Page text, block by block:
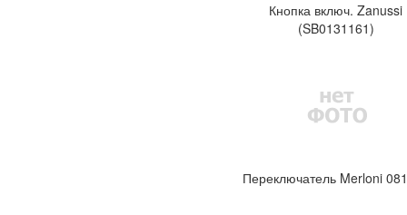
Кнопка включ. Zanussi
(SB0131161)
Переключатель Merloni